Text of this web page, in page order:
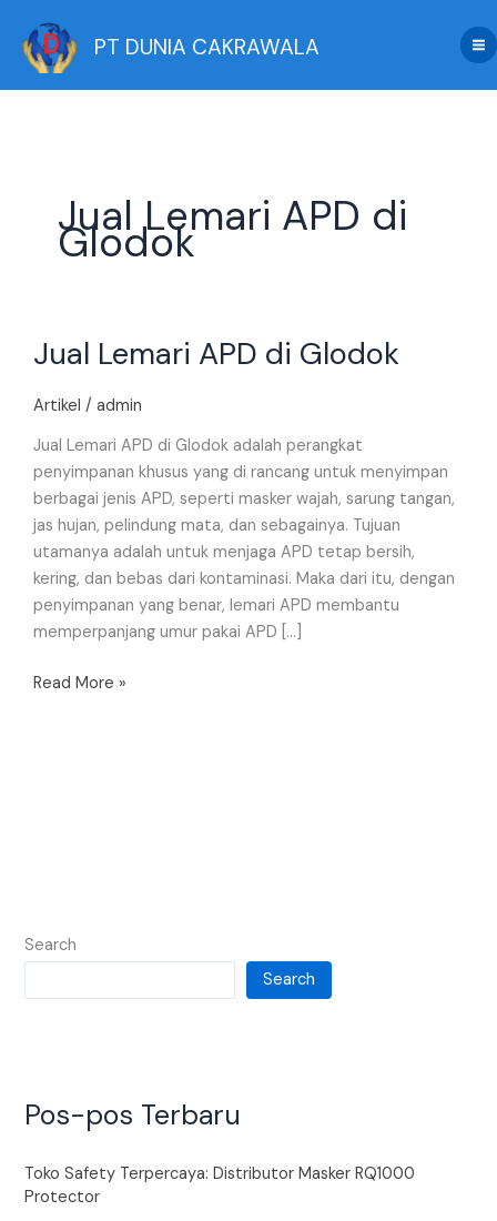
content
PT DUNIA CAKRAWALA
Jual Lemari APD di
Glodok
Jual Lemari APD di Glodok
Artikel / admin
Jual Lemari APD di Glodok adalah perangkat
penyimpanan khusus yang di rancang untuk menyimpan
berbagai jenis APD, seperti masker wajah, sarung tangan,
jas hujan, pelindung mata, dan sebagainya. Tujuan
utamanya adalah untuk menjaga APD tetap bersih,
kering, dan bebas dari kontaminasi. Maka dari itu, dengan
penyimpanan yang benar, lemari APD membantu
memperpanjang umur pakai APD […]
Lemari
di
Read More »
Search
Search
Pos-pos Terbaru
Toko Safety Terpercaya: Distributor Masker RQ1000
Protector